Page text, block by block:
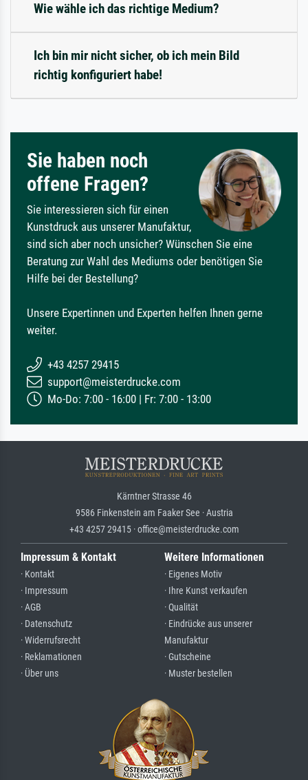
Wie wähle ich das richtige Medium?
Ich bin mir nicht sicher, ob ich mein Bild
richtig konfiguriert habe!
Sie haben noch
offene Fragen?
Sie interessieren sich für einen
Kunstdruck aus unserer Manufaktur,
sind sich aber noch unsicher? Wünschen Sie eine
Beratung zur Wahl des Mediums oder benötigen Sie
Hilfe bei der Bestellung?
Unsere Expertinnen und Experten helfen Ihnen gerne
weiter.
+43 4257 29415
support@meisterdrucke.com
Mo-Do: 7:00 - 16:00 | Fr: 7:00 - 13:00
Kärntner Strasse 46
9586 Finkenstein am Faaker See · Austria
+43 4257 29415 · office@meisterdrucke.com
Impressum & Kontakt
· Kontakt
· Impressum
· AGB
· Datenschutz
· Widerrufsrecht
· Reklamationen
· Über uns
Weitere Informationen
· Eigenes Motiv
· Ihre Kunst verkaufen
· Qualität
· Eindrücke aus unserer
Manufaktur
· Gutscheine
· Muster bestellen